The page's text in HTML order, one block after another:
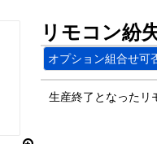
リモコン紛
オプション組合せ可
生産終了となったリ